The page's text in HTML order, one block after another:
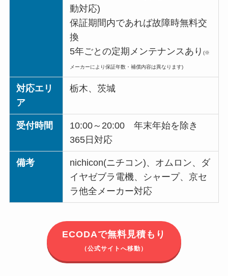
動対応)
保証期間内であれば故障時無料交
換
5年ごとの定期メンテナンスあり(※
メーカーにより保証年数・補償内容は異なります)
対応エリ
ア
栃木、茨城
受付時間
10:00～20:00 年末年始を除き
365日対応
備考
nichicon(ニチコン)、オムロン、ダ
イヤゼブラ電機、シャープ、京セ
ラ他全メーカー対応
ECODAで無料見積もり
（公式サイトへ移動）